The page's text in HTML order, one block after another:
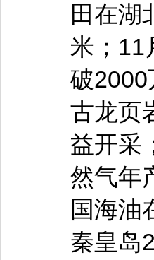
田在湖
米；11
破
古龙页
益开采
然气年
国海
秦皇岛